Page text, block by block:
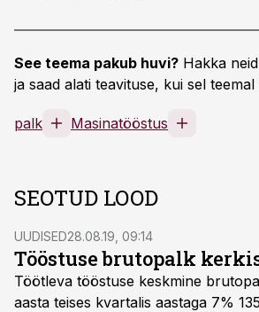
See teema pakub huvi? Hakka
ja saad alati teavituse, kui sel
palk Masinatööstus
SEOTUD LOOD
UUDISED28.08.19, 09:14
Tööstuse brutopalk
Töötleva tööstuse keskmine
aasta teises kvartalis aastaga 7%